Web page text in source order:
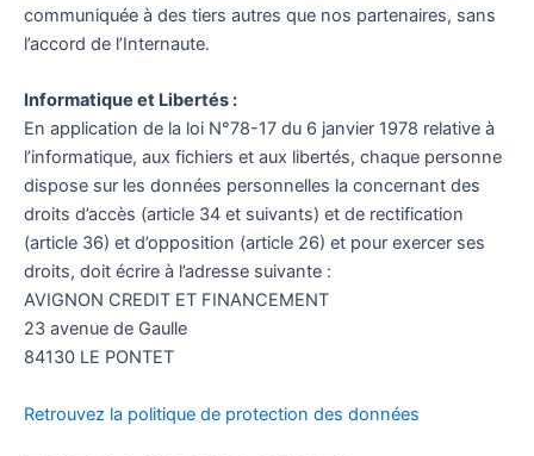
communiquée à des tiers autres que nos partenaires, sans
l’accord de l’Internaute.
Informatique et Libertés :
En application de la loi N°78-17 du 6 janvier 1978 relative à
l’informatique, aux fichiers et aux libertés, chaque personne
dispose sur les données personnelles la concernant des
droits d’accès (article 34 et suivants) et de rectification
(article 36) et d’opposition (article 26) et pour exercer ses
droits, doit écrire à l’adresse suivante :
AVIGNON CREDIT ET FINANCEMENT
23 avenue de Gaulle
84130 LE PONTET
Retrouvez la politique de protection des données